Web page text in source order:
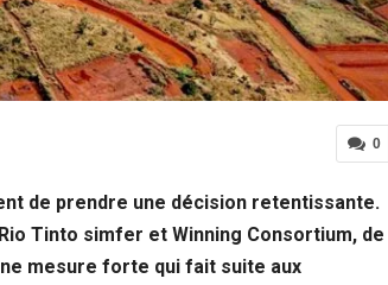
0
de prendre une décision retentissante.
Tinto simfer et Winning Consortium, de
mesure forte qui fait suite aux